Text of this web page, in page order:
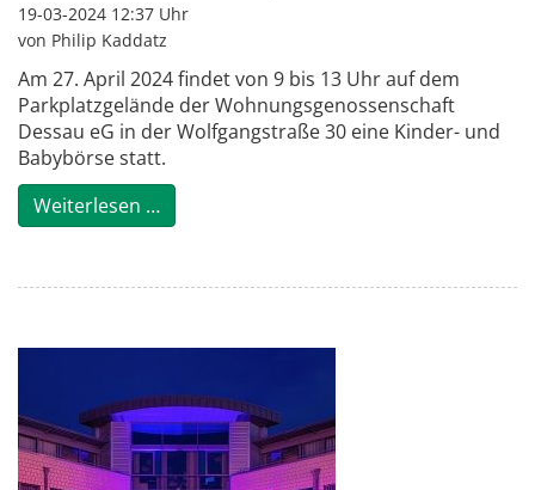
19-03-2024 12:37 Uhr
von Philip Kaddatz
Am 27. April 2024 findet von 9 bis 13 Uhr auf dem
Parkplatzgelände der Wohnungsgenossenschaft
Dessau eG in der Wolfgangstraße 30 eine Kinder- und
Babybörse statt.
Weiterlesen …Kinder- und Babybörse 2024!